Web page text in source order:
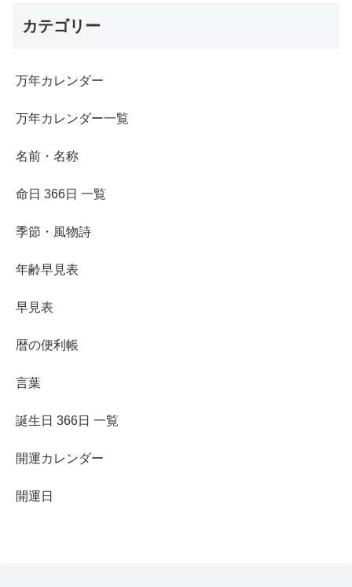
カテゴリー
万年カレンダー
万年カレンダー一覧
名前・名称
命日 366日 一覧
季節・風物詩
年齢早見表
早見表
暦の便利帳
言葉
誕生日 366日 一覧
開運カレンダー
開運日